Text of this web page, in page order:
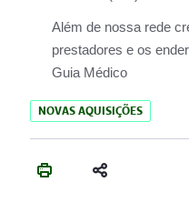
Além de nossa rede
prestadores e os
Guia Médico
NOVAS AQUISIÇÕES